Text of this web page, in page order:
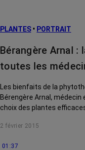
PLANTES • PORTRAIT
Bérangère Arnal :
toutes les
Les bienfaits de la
Bérengère Arnal,
choix des plantes
2 février 2015
01:37